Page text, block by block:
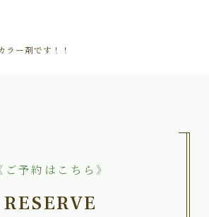
ラー剤です！！
ご予約はこちら》
RESERVE